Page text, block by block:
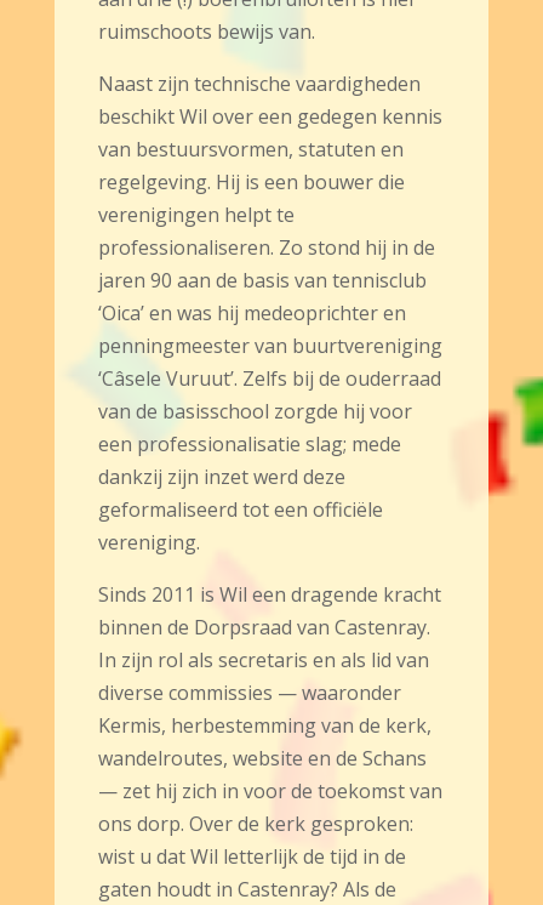
ruimschoots bewijs van.
Naast zijn technische vaardigheden
beschikt Wil over een gedegen kennis
van bestuursvormen, statuten en
regelgeving. Hij is een bouwer die
verenigingen helpt te
professionaliseren. Zo stond hij in de
jaren 90 aan de basis van tennisclub
‘Oica’ en was hij medeoprichter en
penningmeester van buurtvereniging
‘Câsele Vuruut’. Zelfs bij de ouderraad
van de basisschool zorgde hij voor
een professionalisatie slag; mede
dankzij zijn inzet werd deze
geformaliseerd tot een officiële
vereniging.
Sinds 2011 is Wil een dragende kracht
binnen de Dorpsraad van Castenray.
In zijn rol als secretaris en als lid van
diverse commissies — waaronder
Kermis, herbestemming van de kerk,
wandelroutes, website en de Schans
— zet hij zich in voor de toekomst van
ons dorp. Over de kerk gesproken:
wist u dat Wil letterlijk de tijd in de
gaten houdt in Castenray? Als de